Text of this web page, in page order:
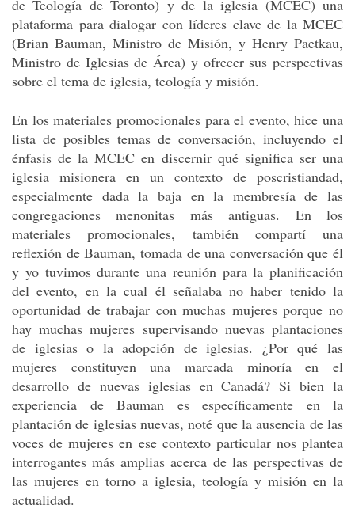
de Teología de Toronto) y de la iglesia (MCEC) una
plataforma para dialogar con líderes clave de la MCEC
(Brian Bauman, Ministro de Misión, y Henry Paetkau,
Ministro de Iglesias de Área) y ofrecer sus perspectivas
sobre el tema de iglesia, teología y misión.
En los materiales promocionales para el evento, hice una
lista de posibles temas de conversación, incluyendo el
énfasis de la MCEC en discernir qué significa ser una
iglesia misionera en un contexto de poscristiandad,
especialmente dada la baja en la membresía de las
congregaciones menonitas más antiguas. En los
materiales promocionales, también compartí una
reflexión de Bauman, tomada de una conversación que él
y yo tuvimos durante una reunión para la planificación
del evento, en la cual él señalaba no haber tenido la
oportunidad de trabajar con muchas mujeres porque no
hay muchas mujeres supervisando nuevas plantaciones
de iglesias o la adopción de iglesias. ¿Por qué las
mujeres constituyen una marcada minoría en el
desarrollo de nuevas iglesias en Canadá? Si bien la
experiencia de Bauman es específicamente en la
plantación de iglesias nuevas, noté que la ausencia de las
voces de mujeres en ese contexto particular nos plantea
interrogantes más amplias acerca de las perspectivas de
las mujeres en torno a iglesia, teología y misión en la
actualidad.